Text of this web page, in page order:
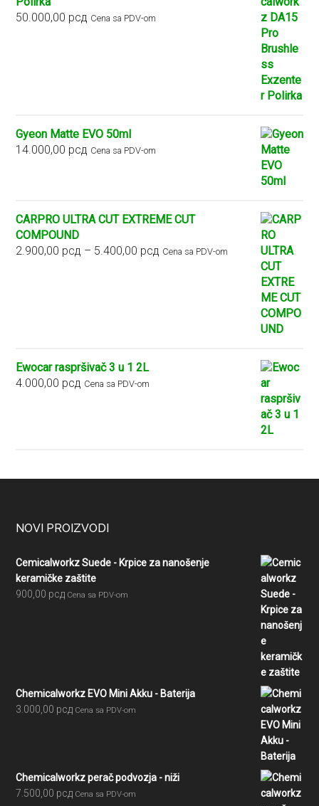
50.000,00 рсд Cena sa PDV-om
Gyeon Matte EVO 50ml
14.000,00 рсд Cena sa PDV-om
CARPRO ULTRA CUT EXTREME CUT
COMPOUND
2.900,00 рсд – 5.400,00 рсд Raspon
Cena sa PDV-om
Ewocar raspršivač 3 u 1 2L
4.000,00 рсд Cena sa PDV-om
Footer
NOVI PROIZVODI
Cemicalworkz Suede - Krpice za nanošenje
keramičke zaštite
900,00 рсд Cena sa PDV-om
Chemicalworkz EVO Mini Akku - Baterija
3.000,00 рсд Cena sa PDV-om
Chemicalworkz perač podvozja - niži
7.500,00 рсд Cena sa PDV-om